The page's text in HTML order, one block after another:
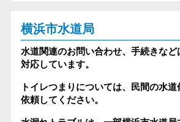
横浜市水道局
水道関連のお問い合わせ、手続きな
対応しています。
トイレつまりについては、民間の水
依頼してください。